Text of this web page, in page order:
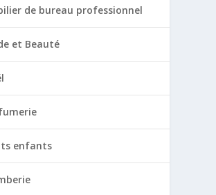
de bureau professionnel
et Beauté
enfants